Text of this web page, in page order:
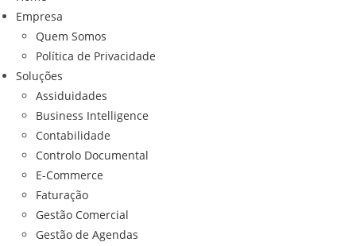
Empresa
Quem Somos
Política de Privacidade
Soluções
Assiduidades
Business Intelligence
Contabilidade
Controlo Documental
E-Commerce
Faturação
Gestão Comercial
Gestão de Agendas